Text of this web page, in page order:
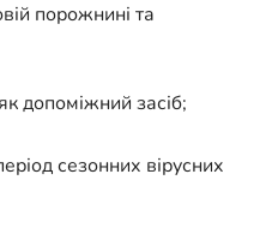
порожнині та
допоміжний засіб;
сезонних вірусних